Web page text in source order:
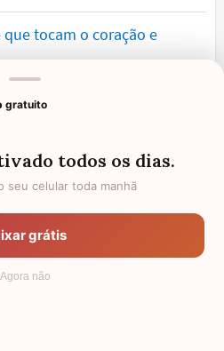
tocam o coração e
vão encher você de
declare o seu amor com
para corrigir erros e
gratuito
todos os dias.
seu celular toda manhã
grátis
Agora não